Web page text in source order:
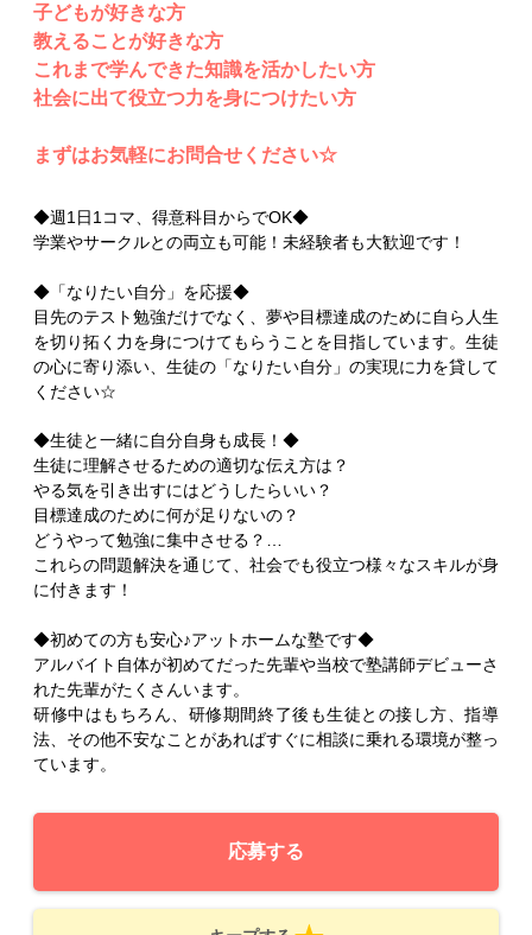
子どもが好きな方
教えることが好きな方
これまで学んできた知識を活かしたい方
社会に出て役立つ力を身につけたい方
まずはお気軽にお問合せください☆
◆週1日1コマ、得意科目からでOK◆
学業やサークルとの両立も可能！未経験者も大歓迎です！
◆「なりたい自分」を応援◆
目先のテスト勉強だけでなく、夢や目標達成のために自ら人生
を切り拓く力を身につけてもらうことを目指しています。生徒
の心に寄り添い、生徒の「なりたい自分」の実現に力を貸して
ください☆
◆生徒と一緒に自分自身も成長！◆
生徒に理解させるための適切な伝え方は？
やる気を引き出すにはどうしたらいい？
目標達成のために何が足りないの？
どうやって勉強に集中させる？…
これらの問題解決を通じて、社会でも役立つ様々なスキルが身
に付きます！
◆初めての方も安心♪アットホームな塾です◆
アルバイト自体が初めてだった先輩や当校で塾講師デビューさ
れた先輩がたくさんいます。
研修中はもちろん、研修期間終了後も生徒との接し方、指導
法、その他不安なことがあればすぐに相談に乗れる環境が整っ
ています。
応募する